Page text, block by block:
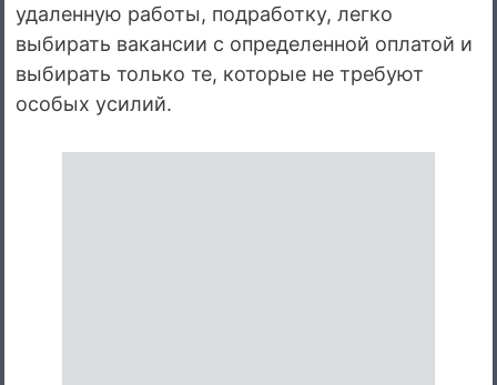
удаленную работы, подработку, легко
выбирать вакансии с определенной оплатой и
выбирать только те, которые не требуют
особых усилий.